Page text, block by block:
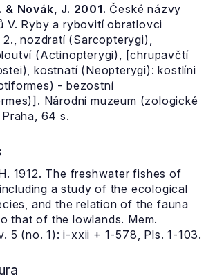
& Novák, J. 2001. České názvy
V. Ryby a rybovití obratlovci
2., nozdratí (Sarcopterygi),
(Actinopterygi), [chrupavčtí
kostnatí (Neopterygi): kostlíni
- bezostní
Národní muzeum (zologické
64 s.
1912. The freshwater fishes of
a study of the ecological
and the relation of the fauna
that of the lowlands. Mem.
5 (no. 1): i-xxii + 1-578, Pls. 1-103.